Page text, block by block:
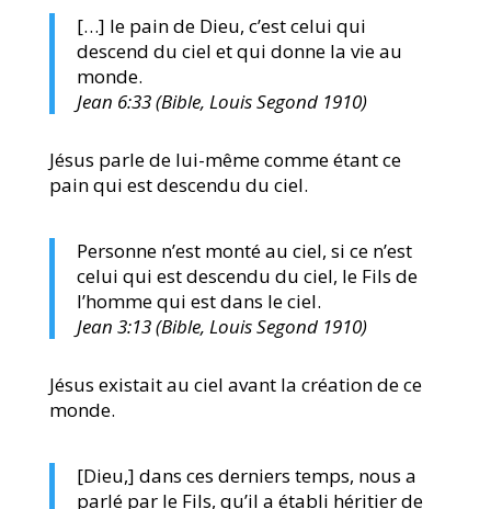
[…] le pain de Dieu, c’est celui qui
descend du ciel et qui donne la vie au
monde.
Jean 6:33 (Bible, Louis Segond 1910)
Jésus parle de lui-même comme étant ce
pain qui est descendu du ciel.
Personne n’est monté au ciel, si ce n’est
celui qui est descendu du ciel, le Fils de
l’homme qui est dans le ciel.
Jean 3:13 (Bible, Louis Segond 1910)
Jésus existait au ciel avant la création de ce
monde.
[Dieu,] dans ces derniers temps, nous a
parlé par le Fils, qu’il a établi héritier de